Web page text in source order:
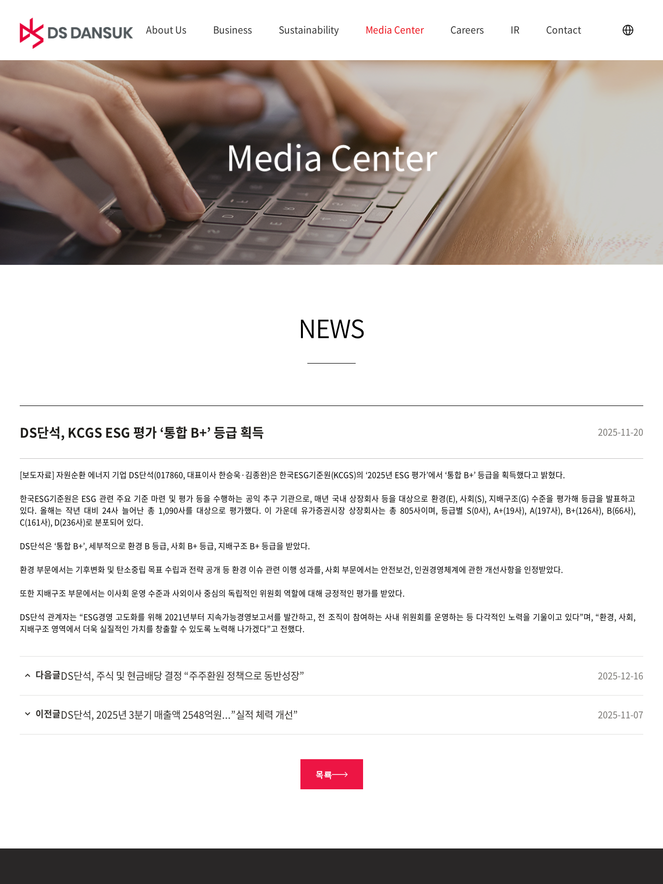
About Us
About Us
CEO Message
Philosophy
Global Network
Business
Business
Bio Energy
Battery Recycling
Plastic Recycling
Sustainability
Sustainability
ESG Management
Environmental
Governance
Media Center
Media Center
Brochures
Careers IR Contact
Media Center
NEWS
DS단석, KCGS ESG 평가 ‘통합 B+’ 등급 획득 2025-11-20
[보도자료] 자원순환 에너지 기업 DS단석(017860, 대표이사 한승욱·김종완)은 한국ESG기준원(KCGS)의 ‘2025년 ESG 평가’에서 ‘통합 B+’등급을 획득했다고 밝혔다.
한국ESG기준원은 ESG 관련 주요 기준 마련 및 평가 등을 수행하는 공익 추구 기관으로, 매년 국내 상장회사 등을 대상으로 환경(E), 사회(S), 지배구조(G)수준을 평가해 등급을 발표하고
있다. 올해는 작년 대비 24사 늘어난 총 1,090사를 대상으로 평가했다. 이 가운데 유가증권시장 상장회사는 총 805사이며, 등급별 S(0사), A+(19사), A(197사), B+(126사), B(66사),
C(161사), D(236사)로 분포되어 있다.
DS단석은 ‘통합 B+’,세부적으로 환경 B 등급,사회 B+등급, 지배구조 B+등급을 받았다.
환경 부문에서는 기후변화 및 탄소중립 목표 수립과 전략 공개 등 환경 이슈 관련 이행 성과를,사회 부문에서는 안전보건, 인권경영체계에 관한 개선사항을 인정받았다.
또한 지배구조 부문에서는 이사회 운영 수준과 사외이사 중심의 독립적인 위원회 역할에 대해 긍정적인 평가를 받았다.
DS단석 관계자는 “ESG경영 고도화를 위해 2021년부터 지속가능경영보고서를 발간하고, 전 조직이 참여하는 사내 위원회를 운영하는 등 다각적인 노력을 기울이고 있다”며, “환경,사회,
지배구조 영역에서 더욱 실질적인 가치를 창출할 수 있도록 노력해 나가겠다”고 전했다.
다음글DS단석, 주식 및 현금배당 결정 “주주환원 정책으로 동반성장” 2025-12-16
이전글DS단석, 2025년 3분기 매출액 2548억원...”실적 체력 개선” 2025-11-07
목룍